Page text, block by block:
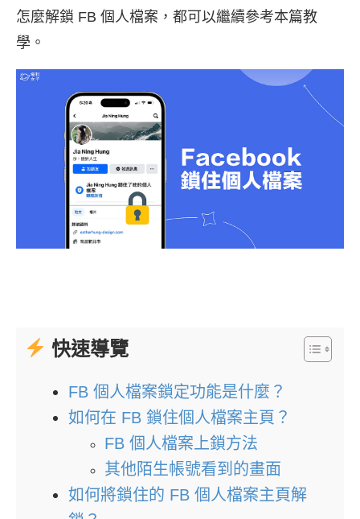
怎麼解鎖 FB 個人檔案，都可以繼續參考本篇教
學。
快速導覽
FB 個人檔案鎖定功能是什麼？
如何在 FB 鎖住個人檔案主頁？
FB 個人檔案上鎖方法
其他陌生帳號看到的畫面
如何將鎖住的 FB 個人檔案主頁解